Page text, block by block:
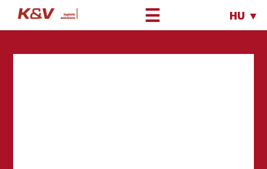
☰ HU ▼